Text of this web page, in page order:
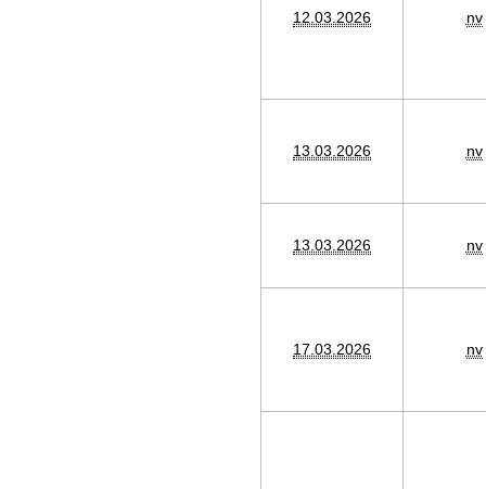
12.03.2026 nv
13.03.2026 nv
13.03.2026 nv
17.03.2026 nv